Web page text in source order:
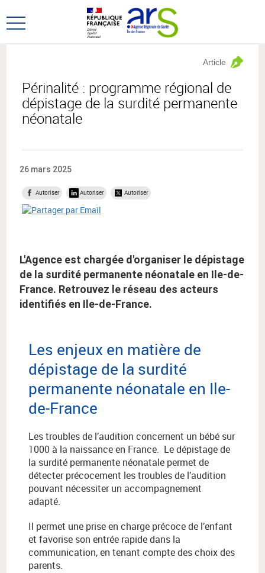
au
menu
au
contenu
Ouvrir
Périnalité : programme régional de
dépistage de la surdité permanente
néonatale
Article
26 mars 2025
Autoriser Autoriser Autoriser
L'Agence est chargée d'organiser le dépistage
de la surdité permanente néonatale en Ile-de-
France. Retrouvez le réseau des acteurs
identifiés en Ile-de-France.
Les enjeux en matière de
dépistage de la surdité
permanente néonatale en Ile-
de-France
Les troubles de l’audition concernent un bébé sur
1000 à la naissance en France. Le dépistage de
la surdité permanente néonatale permet de
détecter précocement les troubles de l’audition
pouvant nécessiter un accompagnement
adapté.
Il permet une prise en charge précoce de l’enfant
et favorise son entrée rapide dans la
communication, en tenant compte des choix des
parents.